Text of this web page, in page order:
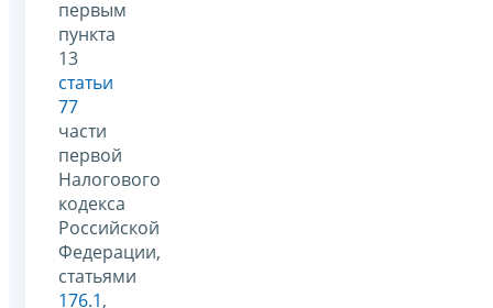
первым
пункта
13
статьи
77
части
первой
Налогового
кодекса
Российской
Федерации,
статьями
176.1,